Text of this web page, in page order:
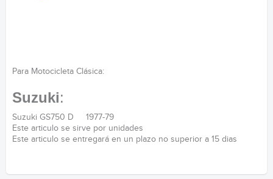
Para Motocicleta Clásica:
Suzuki:
Suzuki GS750 D 1977-79
Este articulo se sirve por unidades
Este articulo se entregará en un plazo no superior a 15 dias